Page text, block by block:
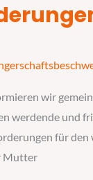
wir
werdende und
für den
Mutter